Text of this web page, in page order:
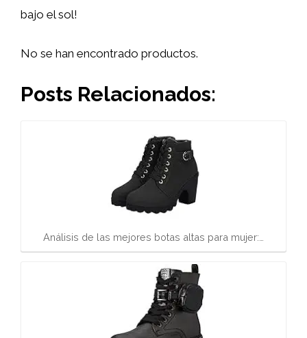
bajo el sol!
No se han encontrado productos.
Posts Relacionados:
Análisis de las mejores botas altas para mujer:…